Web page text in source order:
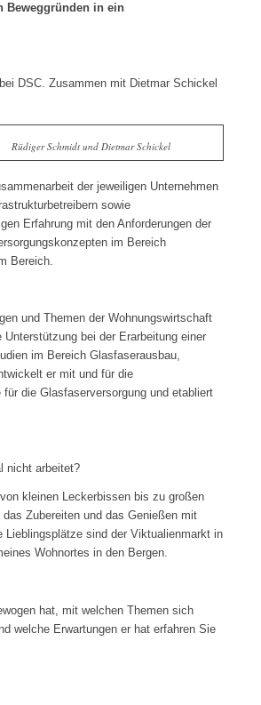
Beweggründen in ein
DSC. Zusammen mit Dietmar Schickel
Rüdiger Schmidt und Dietmar Schickel
der jeweiligen Unternehmen
sowie
Erfahrung mit den Anforderungen der
im Bereich
Bereich.
und Themen der Wohnungswirtschaft
bei der Erarbeitung einer
im Bereich Glasfaserausbau,
er mit und für die
die Glasfaserversorgung und etabliert
nicht arbeitet?
kleinen Leckerbissen bis zu großen
Zubereiten und das Genießen mit
Lieblingsplätze sind der Viktualienmarkt in
Wohnortes in den Bergen.
hat, mit welchen Themen sich
welche Erwartungen er hat erfahren Sie